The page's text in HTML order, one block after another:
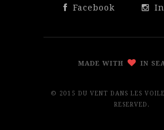
Facebook
MADE WITH IN
© 2015 DU VENT DANS LES
RESERVED.